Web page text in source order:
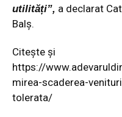
utilități”, a declarat
Balș.
Citește și
https://
mirea-scaderea-
tolerata/